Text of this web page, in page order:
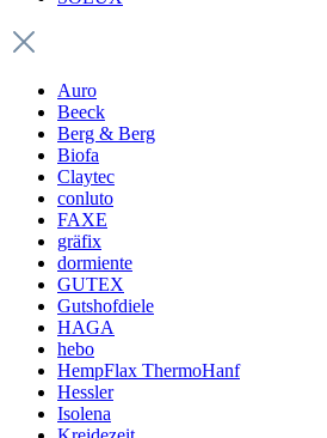
Auro
Beeck
Berg & Berg
Biofa
Claytec
conluto
FAXE
gräfix
dormiente
GUTEX
Gutshofdiele
HAGA
hebo
HempFlax ThermoHanf
Hessler
Isolena